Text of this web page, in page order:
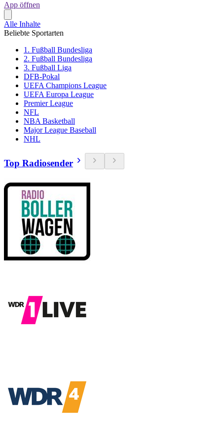
App öffnen
Alle Inhalte
Beliebte Sportarten
1. Fußball Bundesliga
2. Fußball Bundesliga
3. Fußball Liga
DFB-Pokal
UEFA Champions League
UEFA Europa League
Premier League
NFL
NBA Basketball
Major League Baseball
NHL
Top Radiosender